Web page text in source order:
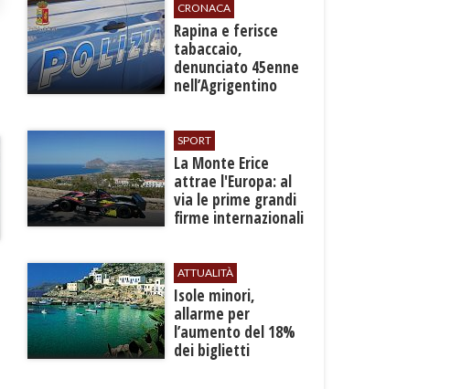
CRONACA
​Rapina e ferisce
tabaccaio,
denunciato 45enne
nell’Agrigentino
SPORT
La Monte Erice
attrae l'Europa: al
via le prime grandi
firme internazionali
ATTUALITÀ
Isole minori,
allarme per
l’aumento del 18%
dei biglietti